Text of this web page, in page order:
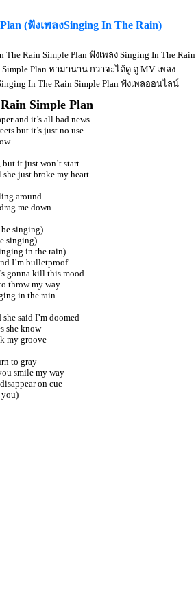
(ฟังเพลงSinging In The Rain)
Rain Simple Plan ฟังเพลง Singing In The Rain
Simple Plan หามานาน กว่าจะได้ดู ดู MV เพลง
In The Rain Simple Plan ฟังเพลออนไลน์
Simple Plan
and it’s all bad news
but it’s just no use
it just won’t start
just broke my heart
around
me down
singing)
singing)
in the rain)
I’m bulletproof
gonna kill this mood
throw my way
in the rain
said I’m doomed
she know
my groove
to gray
smile my way
on cue
you)